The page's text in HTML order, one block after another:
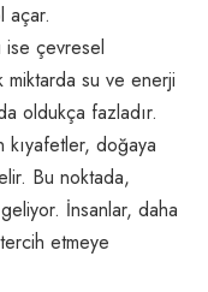
açar.
ise çevresel
miktarda su ve enerji
oldukça fazladır.
kıyafetler, doğaya
Bu noktada,
İnsanlar, daha
etmeye